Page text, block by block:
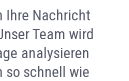
Ihre Nachricht
Team wird
analysieren
so schnell wie